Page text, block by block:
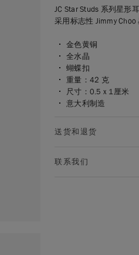
JC Star Studs 系列星形
采用标志性 Jimmy
金色黄铜
全水晶
蝴蝶扣
重量：42 克
尺寸：0.5 x 1厘米
意大利制造
送货和退货
联系我们